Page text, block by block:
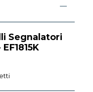
Segnalatori